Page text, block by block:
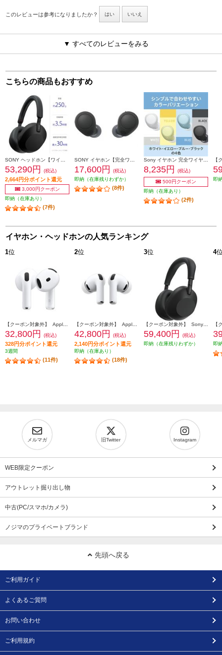
このレビューは参考になりましたか？ はい いいえ
▼ すべてのレビューをみる
こちらの商品もおすすめ
53,290円 (税込)
2,664円分ポイント還元
3,000円クーポン
即納（在庫あり）
(7件)
17,600円
(税込)
即納（在庫残りわずか）
(8件)
8,235円
(税込)
500円クーポン
即納（在庫あり）
(2件)
即
イヤホン・ヘッドホンの人気ランキング
1位
32,800円 (税込)
328円分ポイント還元
3週間
(11件)
2位
42,800円 (税込)
2,140円分ポイント還元
即納（在庫あり）
(18件)
3位
59,400円
(税込)
即納（在庫残りわずか）
4
即
メルマガ 旧Twitter Instagram
WEB限定クーポン
アウトレット掘り出し物
中古(PC/スマホ/カメラ)
ノジマのプライベートブランド
先頭へ戻る
ご利用ガイド
よくあるご質問
お問い合わせ
ご利用規約